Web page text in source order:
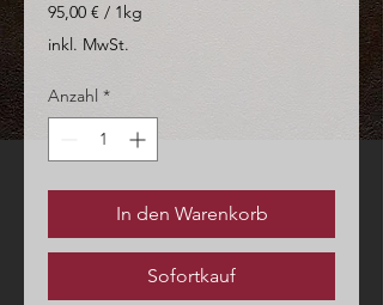
95,00 € / 1kg
95,00 €
Kilogramm
inkl. MwSt.
Anzahl *
In den Warenkorb
Sofortkauf